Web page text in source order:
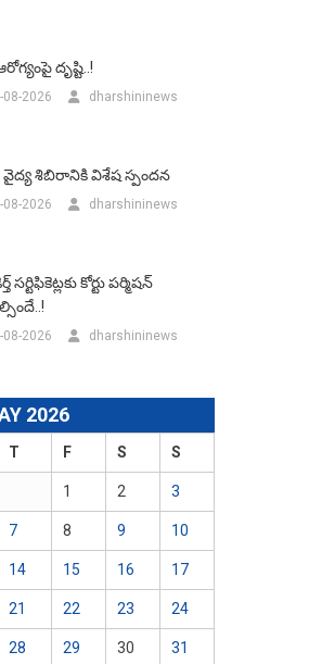
దృష్టి..!
08-2026 dharshininews
శిబిరానికి విశేష స్పందన
08-2026 dharshininews
సర్టిఫికెట్లకు కోర్టు పర్మిషన్
08-2026 dharshininews
2026
T F S S
1 2 3
7 8 9 10
14 15 16 17
21 22 23 24
28 29 30 31